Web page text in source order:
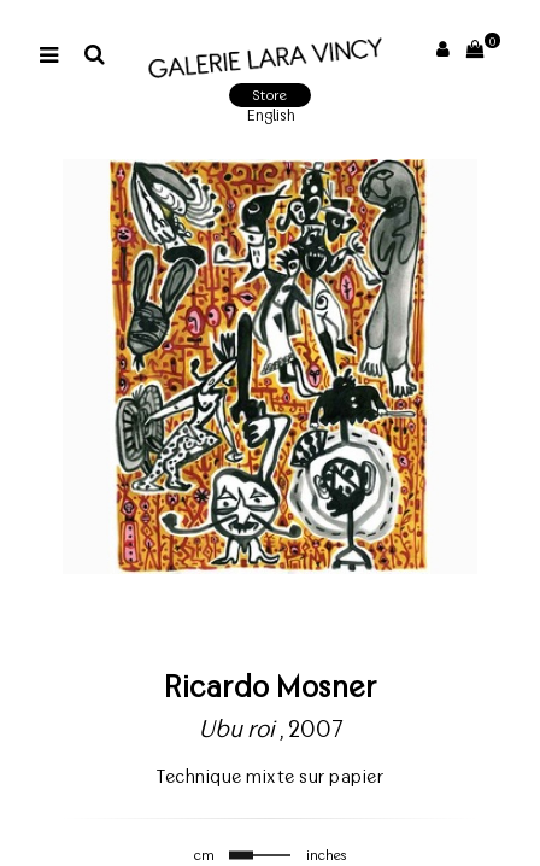
0
Store
English
Ricardo Mosner
Ubu roi, 2007
Technique mixte sur papier
cm inches